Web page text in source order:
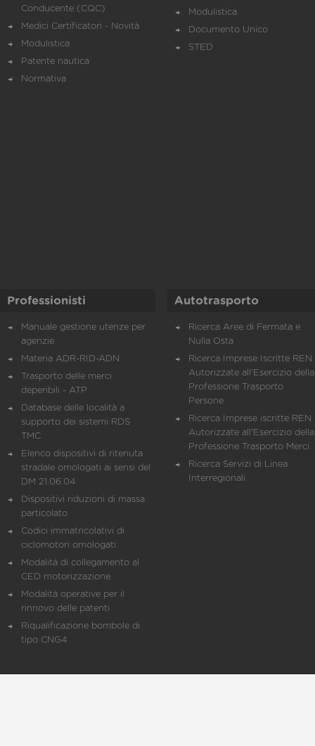
Conducente (CQC)
Medici Certificatori - Novità
Modulistica
Patente nautica
Normativa
Modulistica
Documento Unico
STED
Professionisti
Manuale gestione utenze per
agenzie
Materia ADR-RID-ADN
Trasporto delle merci
deperibili - ATP
Database delle località a
supporto dei sistemi RDS
TMC
Elenco dispositivi di ritenuta
stradale omologati ai sensi del
DM 21.06.04
Dispositivi riduzioni di massa
particolato
Codici immatricolativi di
ciclomotori omologati
Modalità di collegamento al
CED motorizzazione
Modalità operative per il
rinnovo delle patenti
Riqualificazione bombole di
tipo CNG4
Autotrasporto
Ricerca Aree di Fermata e
Nulla Osta
Ricerca Imprese Iscritte REN
Autorizzate all'Esercizio della
Professione Trasporto
Persone
Ricerca Imprese iscritte REN
Autorizzate all'Esercizio della
Professione Trasporto Merci
Ricerca Servizi di Linea
Interregionali